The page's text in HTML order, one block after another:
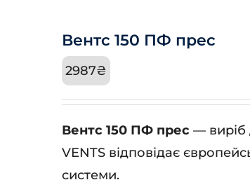
Вентс 150 ПФ прес
2987₴
Вентс 150 ПФ прес — виріб
VENTS відповідає
системи.